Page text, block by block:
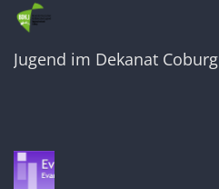
Jugend im Dekanat Coburg